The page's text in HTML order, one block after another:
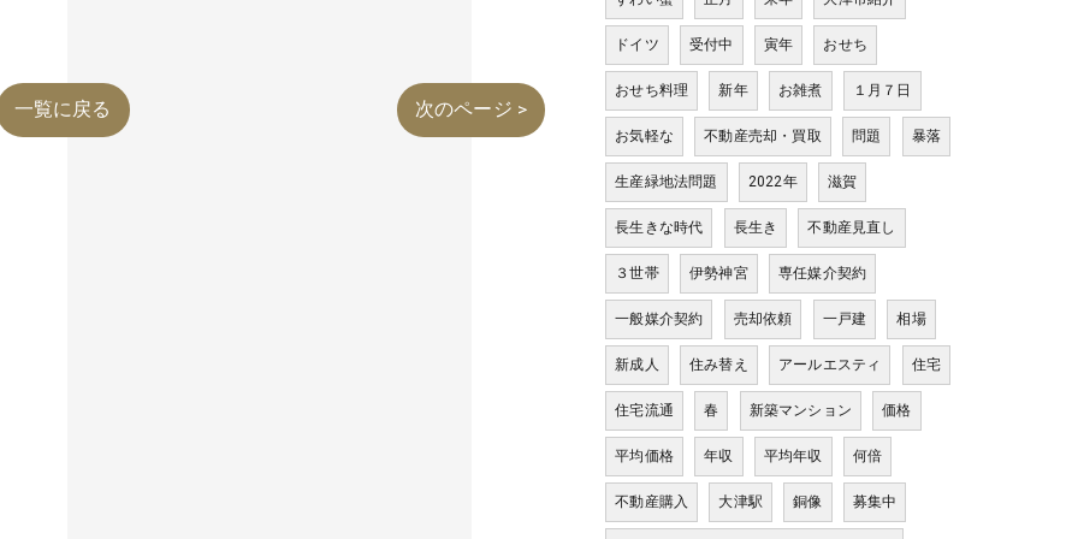
一覧に戻る 次のページ >
ドイツ 受付中 寅年 おせち
おせち料理 新年 お雑煮 １月７日
お気軽な 不動産売却・買取 問題 暴落
生産緑地法問題 2022年 滋賀
長生きな時代 長生き 不動産見直し
３世帯 伊勢神宮 専任媒介契約
一般媒介契約 売却依頼 一戸建 相場
新成人 住み替え アールエスティ 住宅
住宅流通 春 新築マンション 価格
平均価格 年収 平均年収 何倍
不動産購入 大津駅 銅像 募集中